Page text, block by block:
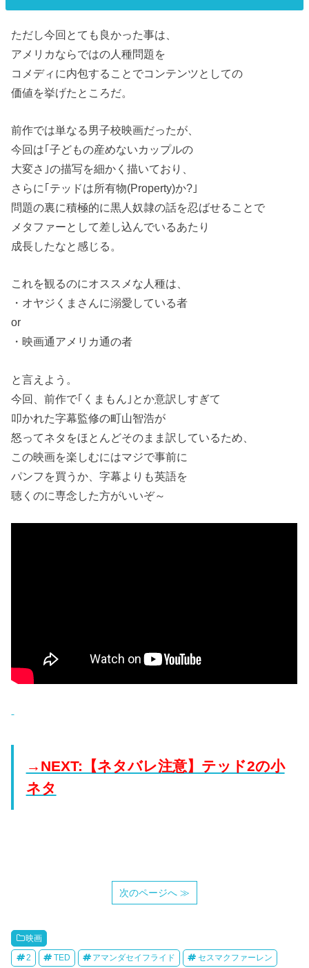
ただし今回とても良かった事は、
アメリカならではの人種問題を
コメディに内包することでコンテンツとしての
価値を挙げたところだ。
前作では単なる男子校映画だったが、
今回は｢子どもの産めないカップルの
大変さ｣の描写を細かく描いており、
さらに｢テッドは所有物(Property)か?｣
問題の裏に積極的に黒人奴隷の話を忍ばせることで
メタファーとして差し込んでいるあたり
成長したなと感じる。
これを観るのにオススメな人種は、
・オヤジくまさんに溺愛している者
or
・映画通アメリカ通の者
と言えよう。
今回、前作で｢くまもん｣とか意訳しすぎて
叩かれた字幕監修の町山智浩が
怒ってネタをほとんどそのまま訳しているため、
この映画を楽しむにはマジで事前に
パンフを買うか、字幕よりも英語を
聴くのに専念した方がいいぞ～
→NEXT:【ネタバレ注意】テッド2の小
ネタ
次のページへ ≫
映画
2 TED アマンダセイフライド セスマクファーレン